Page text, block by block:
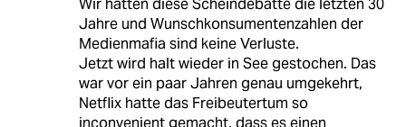
Wir hatten diese Scheindebatte die letzten 30
Jahre und Wunschkonsumentenzahlen der
Medienmafia sind keine Verluste.
Jetzt wird halt wieder in See gestochen. Das
war vor ein paar Jahren genau umgekehrt,
Netflix hatte das Freibeutertum so
inconvenient gemacht, dass es einen